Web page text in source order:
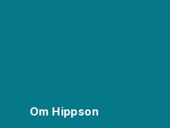
Om Hippson